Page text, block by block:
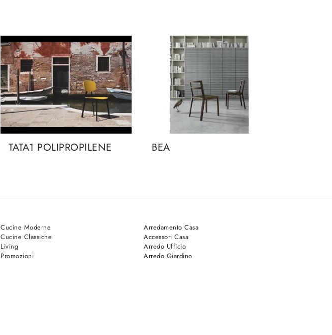
TATA1 POLIPROPILENE BEA
Cucine Moderne
Cucine Classiche
Living
Promozioni
Arredamento Casa
Accessori Casa
Arredo Ufficio
Arredo Giardino